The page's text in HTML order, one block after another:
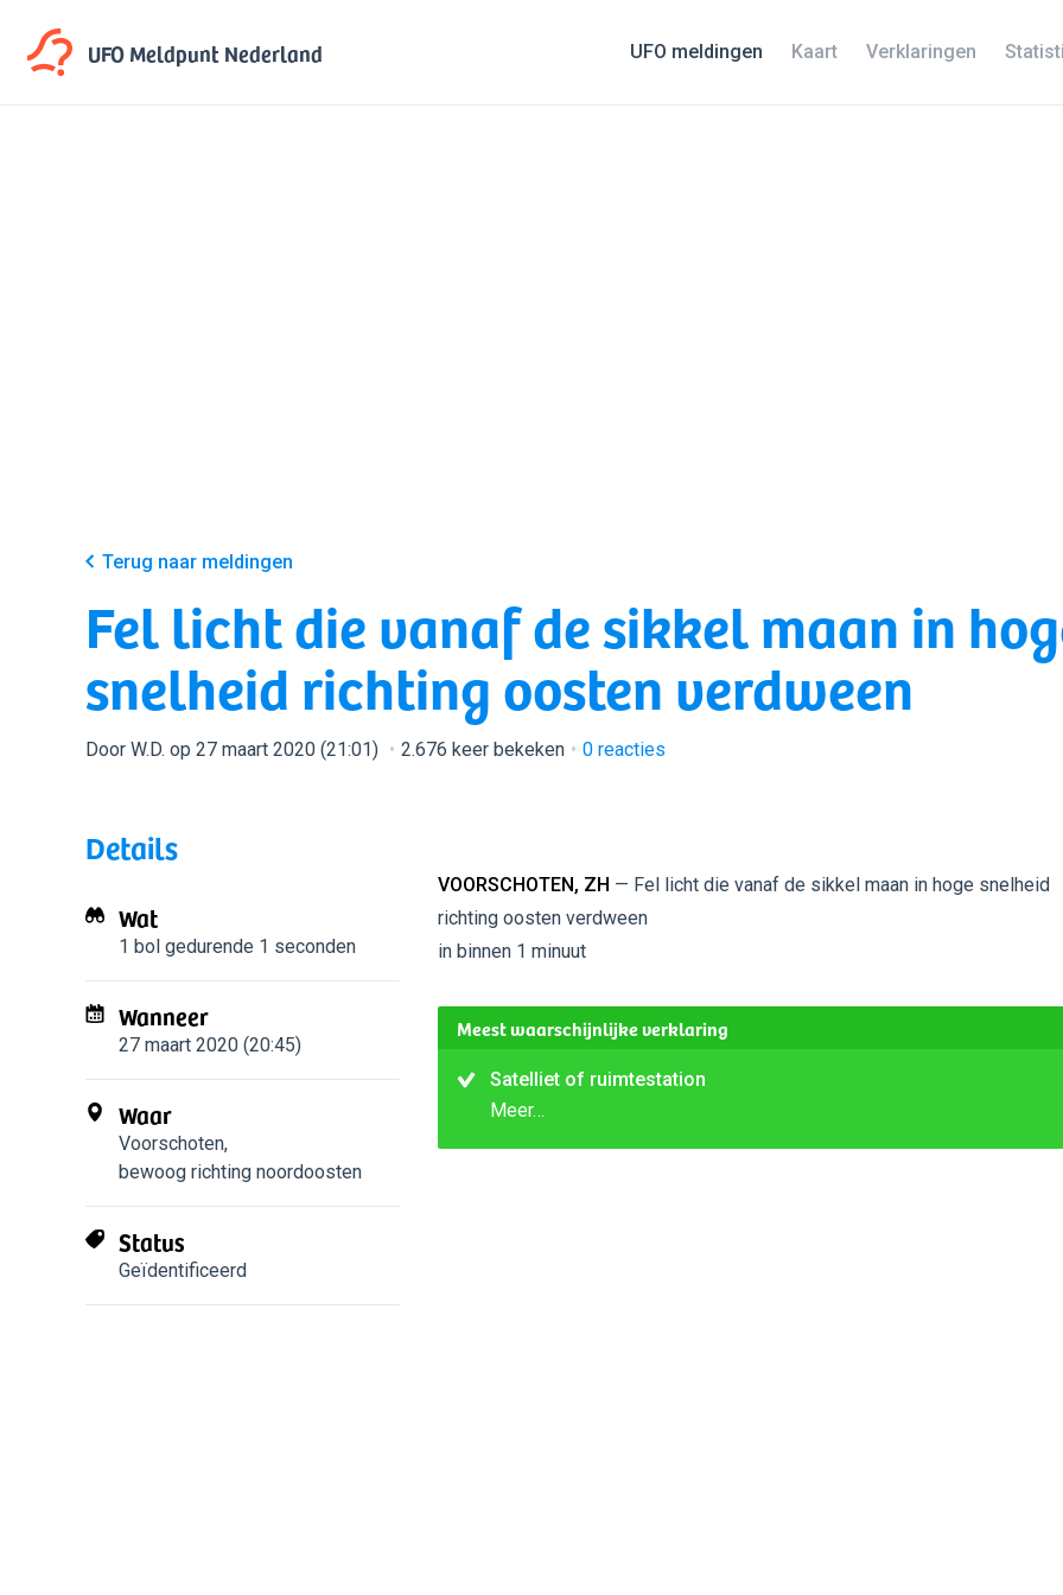
UFO MeldpuntNederland UFO meldingen Kaart Verklaringen
Terug naar meldingen
Fel licht die vanaf de sikkel maan in
snelheid richting oosten verdween
Door W.D. op 27 maart 2020 (21:01) 2.676 keer bekeken 0 reacties
Details
Wat
1 bol gedurende 1 seconden
Wanneer
27 maart 2020 (20:45)
Waar
Voorschoten,
bewoog richting noordoosten
Status
Geïdentificeerd
VOORSCHOTEN, ZH — Fel licht die vanaf de sikkel maan in hoge snelheid
richting oosten verdween
in binnen 1 minuut
Meest waarschijnlijke verklaring
Satelliet of ruimtestation
Meer…